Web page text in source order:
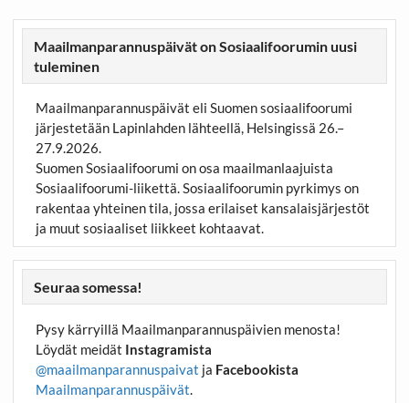
Maailmanparannuspäivät on Sosiaalifoorumin uusi
tuleminen
Maailmanparannuspäivät eli Suomen sosiaalifoorumi
järjestetään Lapinlahden lähteellä, Helsingissä 26.–
27.9.2026.
Suomen Sosiaalifoorumi on osa maailmanlaajuista
Sosiaalifoorumi-liikettä. Sosiaalifoorumin pyrkimys on
rakentaa yhteinen tila, jossa erilaiset kansalaisjärjestöt
ja muut sosiaaliset liikkeet kohtaavat.
Seuraa somessa!
Pysy kärryillä Maailmanparannuspäivien menosta!
Löydät meidät Instagramista
@maailmanparannuspaivat ja Facebookista
Maailmanparannuspäivät